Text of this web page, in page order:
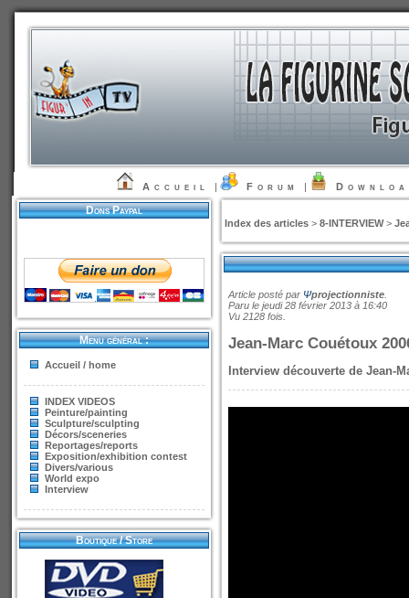
Accueil | Forum |
Dons Paypal
Menu général :
Accueil / home
INDEX VIDEOS
Peinture/painting
Sculpture/sculpting
Décors/sceneries
Reportages/reports
Exposition/exhibition contest
Divers/various
World expo
Interview
Boutique / Store
Index des articles> 8-INTERVIEW>
Article posté par Ψprojectionniste.
Paru le jeudi 28 février 2013 à 16:40
Vu 2128 fois.
Jean-Marc Couétoux
Interview découverte de Jean-